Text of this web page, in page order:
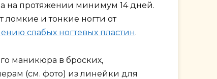
на протяжении минимум 14 дней.
и тонкие ногти от
слабых ногтевых пластин.
маникюра в броских,
(см. фото) из линейки для